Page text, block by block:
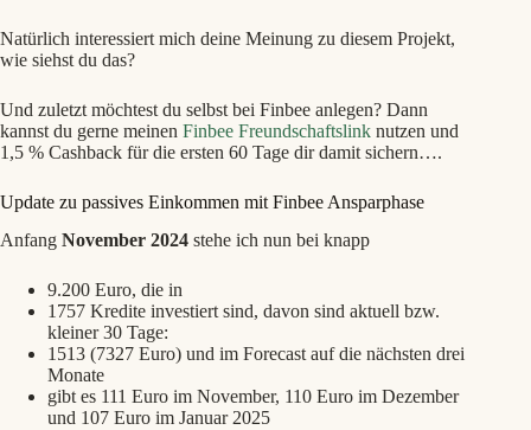
Natürlich interessiert mich deine Meinung zu diesem Projekt,
wie siehst du das?
Und zuletzt möchtest du selbst bei Finbee anlegen? Dann
kannst du gerne meinen Finbee Freundschaftslink nutzen und
1,5 % Cashback für die ersten 60 Tage dir damit sichern….
Update zu passives Einkommen mit Finbee Ansparphase
Anfang November 2024 stehe ich nun bei knapp
9.200 Euro, die in
1757 Kredite investiert sind, davon sind aktuell bzw.
kleiner 30 Tage:
1513 (7327 Euro) und im Forecast auf die nächsten drei
Monate
gibt es 111 Euro im November, 110 Euro im Dezember
und 107 Euro im Januar 2025